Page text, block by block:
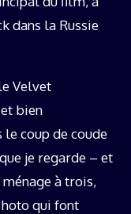
dans la Russie
Velvet
bien
coup de coude
je regarde – et
à trois,
qui font